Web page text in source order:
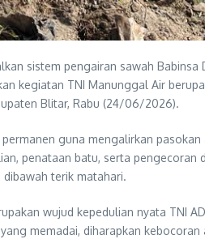
sistem pengairan sawah Babinsa
kegiatan TNI Manunggal Air
Blitar, Rabu (24/06/2026).
guna mengalirkan
penataan batu, serta pengecoran
terik matahari.
wujud kepedulian nyata TNI
memadai, diharapkan